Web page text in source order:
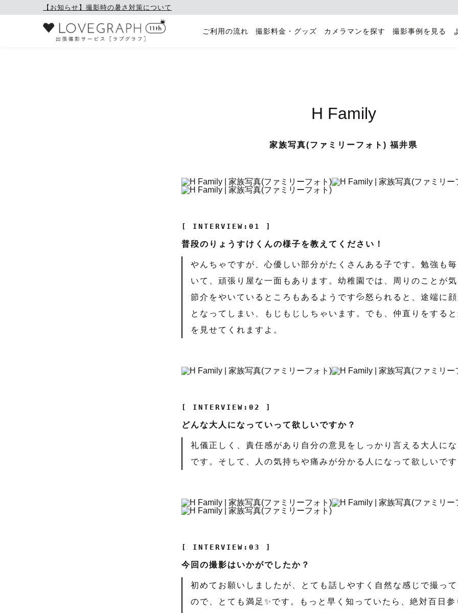
【お知らせ】撮影時の暑さ対策について
ご利用の流れ 撮影料金・グッズ カメラマンを探す 撮影事例を見る
H Family
家族写真(ファミリーフォト) 福井県
[ INTERVIEW:01 ]
普段のりょうすけくんの様子を教えてください！
やんちゃですが、心優しい部分がたくさんある子です。勉強も
いて、頑張り屋な一面もあります。幼稚園では、周りのことが
節介をやいているところもあるようです💦怒られると、途端に
となってしまい、もじもじしちゃいます。でも、仲直りをする
を見せてくれますよ。
[ INTERVIEW:02 ]
どんな大人になっていって欲しいですか？
礼儀正しく、責任感があり自分の意見をしっかり言える大人に
です。そして、人の気持ちや痛みが分かる人になって欲しいです
[ INTERVIEW:03 ]
今回の撮影はいかがでしたか？
初めてお願いしましたが、とても話しやすく自然な感じで撮っ
ので、とても満足✨です。もっと早く知っていたら、絶対百日参